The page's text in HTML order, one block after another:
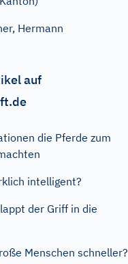
Hermann
auf
die Pferde zum
intelligent?
der Griff in die
Menschen schneller?